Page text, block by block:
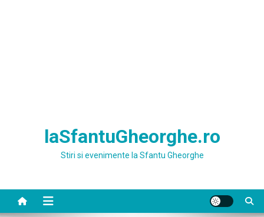
laSfantuGheorghe.ro
Stiri si evenimente la Sfantu Gheorghe